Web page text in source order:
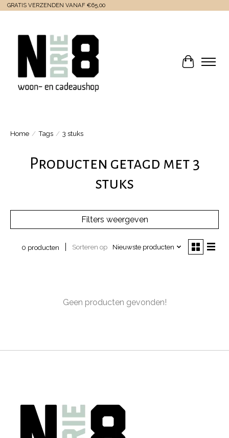
GRATIS VERZENDEN VANAF €65,00
Home / Tags / 3 stuks
Producten getagd met 3
stuks
Filters weergeven
0 producten Sorteren op Nieuwste producten
Geen producten gevonden!